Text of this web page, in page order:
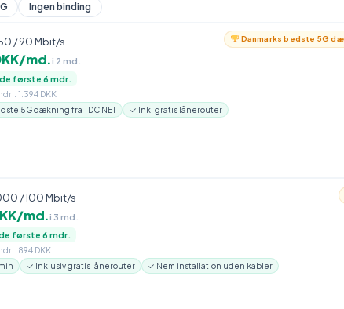
Ingen binding
Danmarks bedste 5G
/ 90 Mbit/s
md.i 2 md.
de første 6 mdr.
1.394 DKK
5G dækning fra TDC NET ✓ Inkl gratis lånerouter
/ 100 Mbit/s
md.i 3 md.
de første 6 mdr.
894 DKK
✓ Inklusiv gratis lånerouter ✓ Nem installation uden kabler